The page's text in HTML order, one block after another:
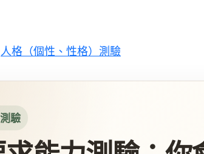
人格（個性、性格）測驗
驗